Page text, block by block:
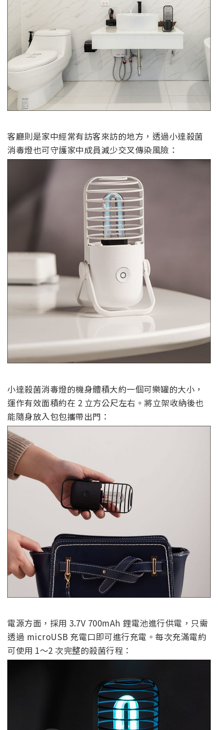
客廳則是家中經常有訪客來訪的地方，透過小達殺菌
消毒燈也可守護家中成員減少交叉傳染風險：
小達殺菌消毒燈的機身體積大約一個可樂罐的大小，
運作有效面積約在 2 立方公尺左右。將立架收納後也
能隨身放入包包攜帶出門：
電源方面，採用 3.7V 700mAh 鋰電池進行供電，只需
透過 microUSB 充電口即可進行充電。每次充滿電約
可使用 1～2 次完整的殺菌行程：